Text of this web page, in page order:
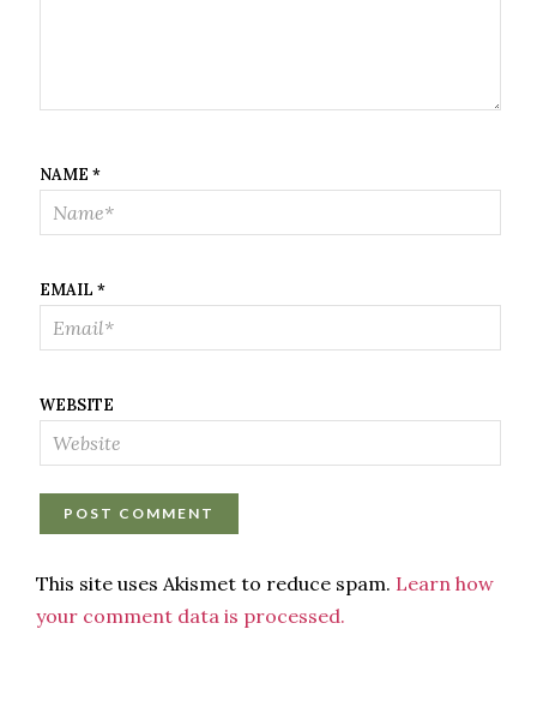
NAME *
EMAIL *
WEBSITE
This site uses Akismet to reduce spam. Learn how
your comment data is processed.